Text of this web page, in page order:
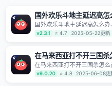
国外欢乐斗地主延迟高怎
国外欢乐斗地主延迟高怎么
境外华人解决海外怎么听歌?
游戏不卡等境外难题,全球回
v2.3.1 ⭐ 4.7 2025-05-22更新
在马来西亚打不开三国杀
在马来西亚打不开三国杀怎
外华人、留学生和海外出差用
回国加速器,只要身处海外即
v9.0.20 ⭐ 4.8 2025-06-08更